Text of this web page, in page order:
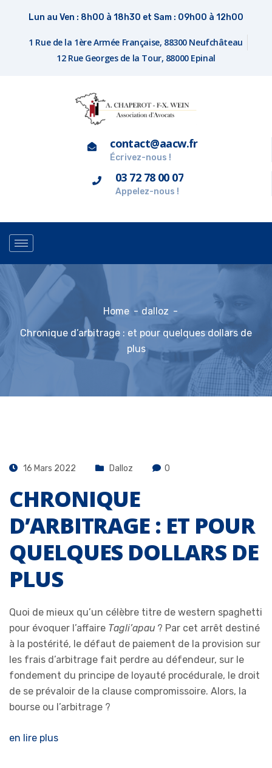
Lun au Ven : 8h00 à 18h30 et Sam : 09h00 à 12h00
1 Rue de la 1ère Armée Française, 88300 Neufchâteau
12 Rue Georges de la Tour, 88000 Epinal
contact@aacw.fr
Écrivez-nous !
03 72 78 00 07
Appelez-nous !
Home
dalloz
Chronique d’arbitrage : et pour quelques dollars de
plus
16 Mars 2022 Dalloz 0
CHRONIQUE
D’ARBITRAGE : ET POUR
QUELQUES DOLLARS DE
PLUS
Quoi de mieux qu’un célèbre titre de western spaghetti
pour évoquer l’affaire Tagli’apau ? Par cet arrêt destiné
à la postérité, le défaut de paiement de la provision sur
les frais d’arbitrage fait perdre au défendeur, sur le
fondement du principe de loyauté procédurale, le droit
de se prévaloir de la clause compromissoire. Alors, la
bourse ou l’arbitrage ?
en lire plus